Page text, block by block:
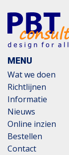
MENU
Wat we doen
Richtlijnen
Informatie
Nieuws
Online inzien
Bestellen
Contact